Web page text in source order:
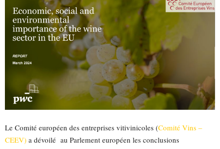
Le Comité européen des entreprises vitivinicoles (Comité Vins –
CEEV) a dévoilé au Parlement européen les conclusions